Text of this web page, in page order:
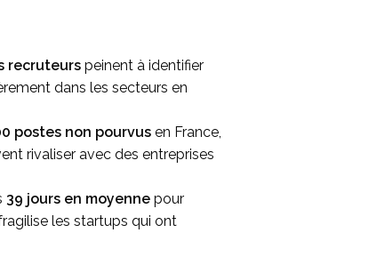
recruteurs peinent à identifier
dans les secteurs en
postes non pourvus en France,
rivaliser avec des entreprises
39 jours en moyenne pour
les startups qui ont